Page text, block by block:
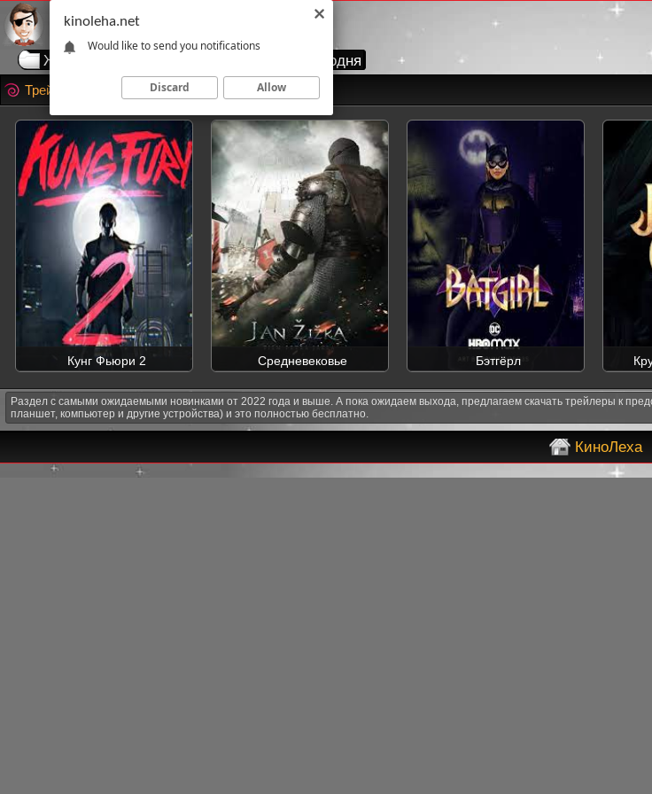
Жанры Топ сегодня
Трейлеры фильмов скачать HD
Кунг Фьюри 2 Средневековье Бэтгёрл
Раздел с самыми ожидаемыми новинками от 2022 года и выше. А пока ожидаем выхода, предлагаем скачать трейлеры к
планшет, компьютер и другие устройства) и это полностью бесплатно.
КиноЛеха
kinoleha.net
Would like to send you notifications
Discard Allow